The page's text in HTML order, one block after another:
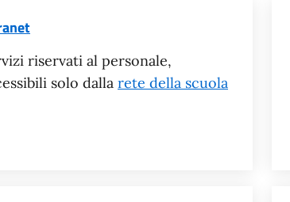
riservati al personale,
solo dalla rete della scuola